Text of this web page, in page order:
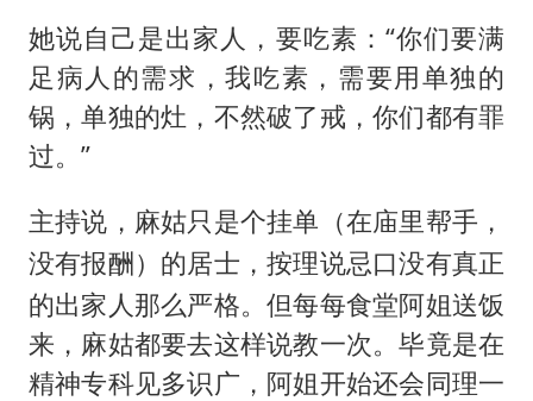
她说自己是出家人，要吃素：“你们要满
足病人的需求，我吃素，需要用单独的
锅，单独的灶，不然破了戒，你们都有罪
过。”
主持说，麻姑只是个挂单（在庙里帮手，
没有报酬 ）的居士，按理说忌口没有真正
的出家人那么严格。但每每食堂阿姐送饭
来，麻姑都要去这样说教一次。毕竟是在
精神专科见多识广，阿姐开始还会同理一